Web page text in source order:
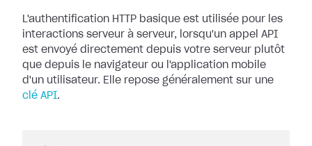
L'authentification HTTP basique est utilisée pour les
interactions serveur à serveur, lorsqu'un appel API
est envoyé directement depuis votre serveur plutôt
que depuis le navigateur ou l'application mobile
d'un utilisateur. Elle repose généralement sur une
clé API.